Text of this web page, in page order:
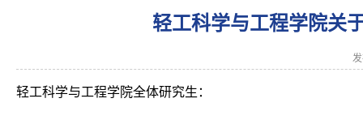
轻工科学与工程学院关
轻工科学与工程学院全体研究生：